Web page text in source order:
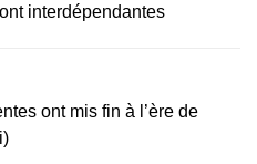
interdépendantes
ont mis fin à l’ère de